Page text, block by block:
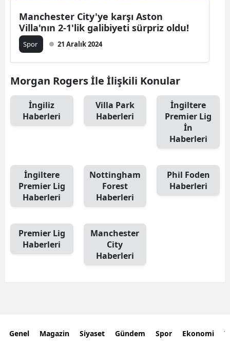
Manchester City'ye karşı Aston
Villa'nın 2-1'lik galibiyeti sürpriz oldu!
Spor 21 Aralık 2024
Morgan Rogers İle İlişkili Konular
İngiliz
Haberleri
Villa Park
Haberleri
İngiltere
Premier Lig
İn
Haberleri
İngiltere
Premier Lig
Haberleri
Nottingham
Forest
Haberleri
Phil Foden
Haberleri
Premier Lig
Haberleri
Manchester
City
Haberleri
Genel Magazin Siyaset Gündem Spor Ekonomi